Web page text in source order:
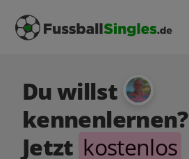
Du willst
kennenlernen?
Jetzt kostenlos